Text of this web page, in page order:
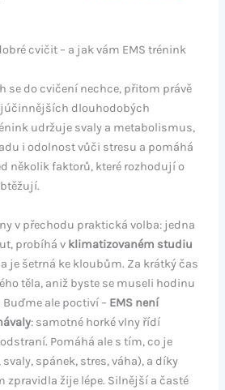
cvičit – a jak vám EMS trénink
se do cvičení nechce, přitom právě
dlouhodobých
udržuje svaly a metabolismus,
i odolnost vůči stresu a pomáhá
několik faktorů, které rozhodují o
v přechodu praktická volba: jedna
probíhá v klimatizovaném studiu
je šetrná ke kloubům. Za krátký čas
těla, aniž byste se museli hodinu
ale poctiví – EMS není
: samotné horké vlny řídí
Pomáhá ale s tím, co je
spánek, stres, váha), a díky
zpravidla žije lépe. Silnější a časté